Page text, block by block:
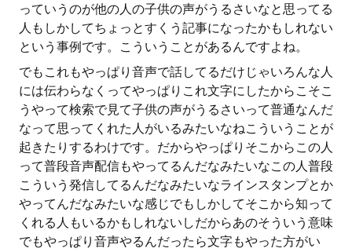
っていうのが他の人の子供の声がうるさいなと思ってる
人もしかしてちょっとすくう記事になったかもしれない
という事例です。こういうことがあるんですよね。
でもこれもやっぱり音声で話してるだけじゃいろんな人
には伝わらなくってやっぱりこれ文字にしたからこそこ
うやって検索で見て子供の声がうるさいって普通なんだ
なって思ってくれた人がいるみたいなねこういうことが
起きたりするわけです。だからやっぱりそこからこの人
って普段音声配信もやってるんだなみたいなこの人普段
こういう発信してるんだなみたいなラインスタンプとか
やってんだなみたいな感じでもしかしてそこから知って
くれる人もいるかもしれないしだからあのそういう意味
でもやっぱり音声やるんだったら文字もやった方がい